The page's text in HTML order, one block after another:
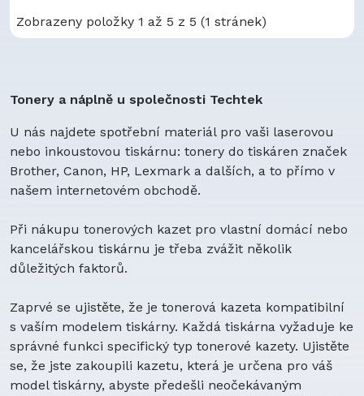
Zobrazeny položky 1 až 5 z 5 (1 stránek)
Tonery a náplně u společnosti Techtek
U nás najdete spotřební materiál pro vaši laserovou
nebo inkoustovou tiskárnu: tonery do tiskáren značek
Brother, Canon, HP, Lexmark a dalších, a to přímo v
našem internetovém obchodě.
Při nákupu tonerových kazet pro vlastní domácí nebo
kancelářskou tiskárnu je třeba zvážit několik
důležitých faktorů.
Zaprvé se ujistěte, že je tonerová kazeta kompatibilní
s vaším modelem tiskárny. Každá tiskárna vyžaduje ke
správné funkci specifický typ tonerové kazety. Ujistěte
se, že jste zakoupili kazetu, která je určena pro váš
model tiskárny, abyste předešli neočekávaným